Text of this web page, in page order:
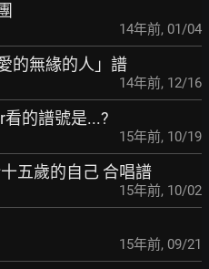
14年前, 01/04
的無緣的人」譜
14年前, 12/16
看的譜號是...?
15年前, 10/19
五歲的自己 合唱譜
15年前, 10/02
15年前, 09/21